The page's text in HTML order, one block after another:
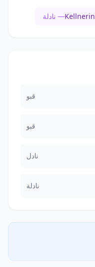
Kellnerin— نادلة
قبو
قبو
نادل
نادلة